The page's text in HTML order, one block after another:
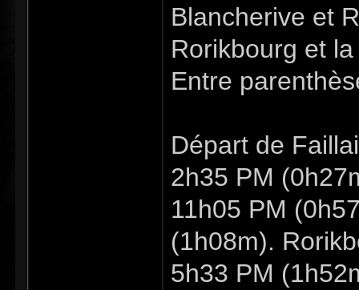
Blancherive et
Rorikbourg et
Entre
Départ de
2h35 PM
11h05 PM
(1h08m).
5h33 PM